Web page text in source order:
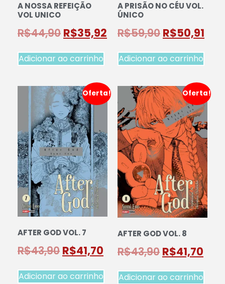
A NOSSA REFEIÇÃO
VOL UNICO
R$44,90 R$35,92
Adicionar ao carrinho
A PRISÃO NO CÉU VOL.
ÚNICO
R$59,90 R$50,91
Adicionar ao carrinho
Oferta!
AFTER GOD VOL. 7
R$43,90 R$41,70
Adicionar ao carrinho
Oferta!
AFTER GOD VOL. 8
R$43,90 R$41,70
Adicionar ao carrinho